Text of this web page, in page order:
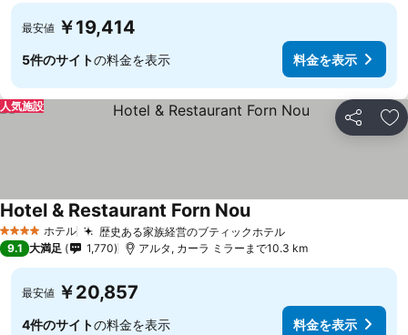
最安値 ￥19,414
5件のサイトの料金を表示 料金を表示
シェア お
人気施設
4 ホテルのランク
ホテル 歴史ある家族経営のブティックホテル
Hotel & Restaurant Forn Nou
9.1 大満足 1,770 アルタ, カーラ ミラーまで10.3 km
最安値 ￥20,857
4件のサイトの料金を表示 料金を表示